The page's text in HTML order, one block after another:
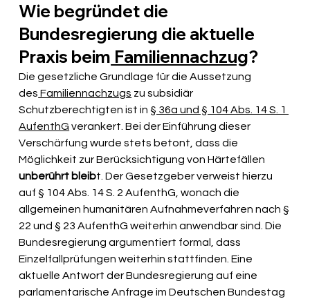
Wie begründet die
Bundesregierung die aktuelle
Praxis beim Familiennachzug?
Die gesetzliche Grundlage für die Aussetzung
des Familiennachzugs zu subsidiär
Schutzberechtigten ist in § 36a und § 104 Abs. 14 S. 1
AufenthG verankert. Bei der Einführung dieser
Verschärfung wurde stets betont, dass die
Möglichkeit zur Berücksichtigung von Härtefällen
unberührt bleibt. Der Gesetzgeber verweist hierzu
auf § 104 Abs. 14 S. 2 AufenthG, wonach die
allgemeinen humanitären Aufnahmeverfahren nach §
22 und § 23 AufenthG weiterhin anwendbar sind. Die
Bundesregierung argumentiert formal, dass
Einzelfallprüfungen weiterhin stattfinden. Eine
aktuelle Antwort der Bundesregierung auf eine
parlamentarische Anfrage im Deutschen Bundestag